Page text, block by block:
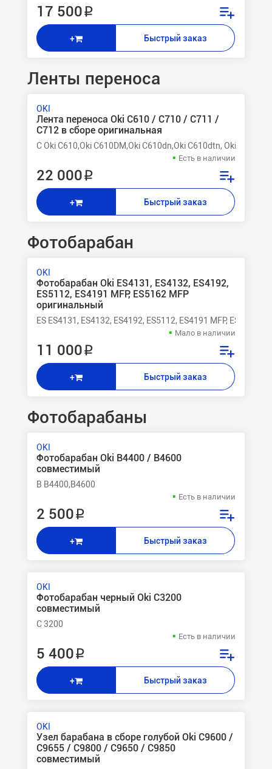
17 500 ₽
+ Быстрый заказ
Ленты переноса
OKI
Лента переноса Oki C610 / C710 / C711 /
C712 в сборе оригинальная
C Oki C610,Oki C610DM,Oki C610dn,Oki C610dtn, Oki
Есть в наличии
22 000 ₽
+ Быстрый заказ
Фотобарабан
OKI
Фотобарабан Oki ES4131, ES4132, ES4192,
ES5112, ES4191 MFP, ES5162 MFP
оригинальный
ES ES4131, ES4132, ES4192, ES5112, ES4191 MFP, ES5162
Мало в наличии
11 000 ₽
+ Быстрый заказ
Фотобарабаны
OKI
Фотобарабан Oki B4400 / B4600
совместимый
B B4400,B4600
Есть в наличии
2 500 ₽
+ Быстрый заказ
OKI
Фотобарабан черный Oki C3200
совместимый
C 3200
Есть в наличии
5 400 ₽
+ Быстрый заказ
OKI
Узел барабана в сборе голубой Oki C9600 /
C9655 / C9800 / C9650 / C9850
совместимый